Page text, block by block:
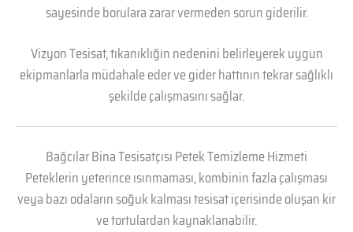
sayesinde borulara zarar vermeden sorun giderilir.
Vizyon Tesisat, tıkanıklığın nedenini belirleyerek uygun
ekipmanlarla müdahale eder ve gider hattının tekrar sağlıklı
şekilde çalışmasını sağlar.
Bağcılar Bina Tesisatçısı Petek Temizleme Hizmeti
Peteklerin yeterince ısınmaması, kombinin fazla çalışması
veya bazı odaların soğuk kalması tesisat içerisinde oluşan kir
ve tortulardan kaynaklanabilir.